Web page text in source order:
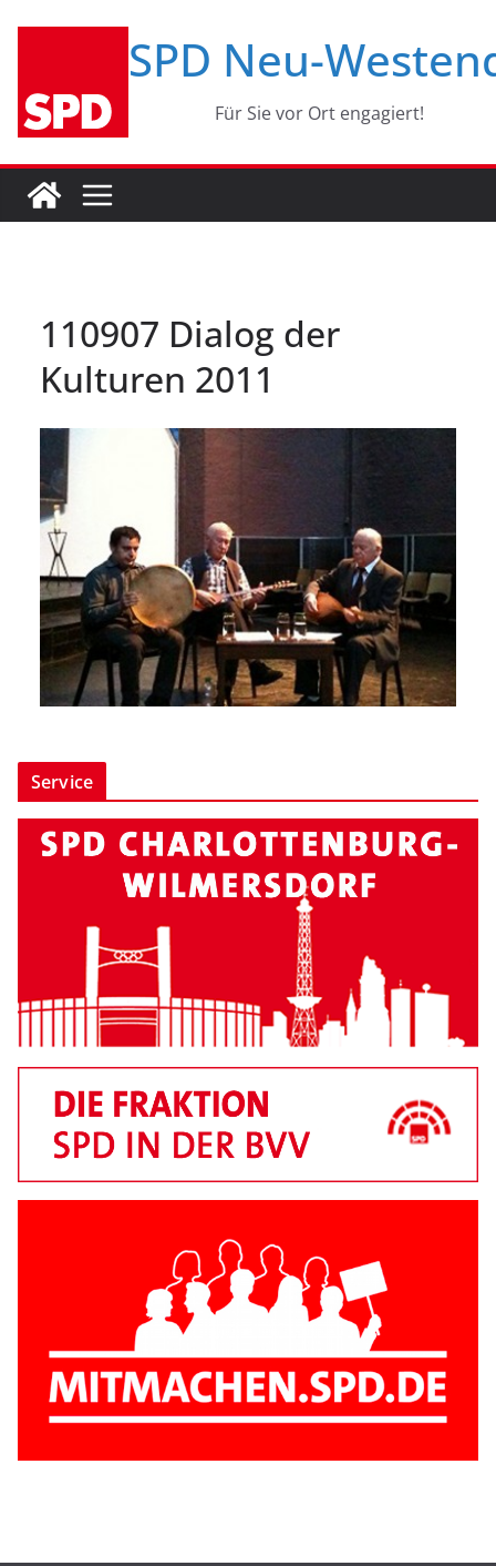
SPD Neu-
Für Sie vor Ort engagiert!
110907 Dialog der
Kulturen 2011
Service